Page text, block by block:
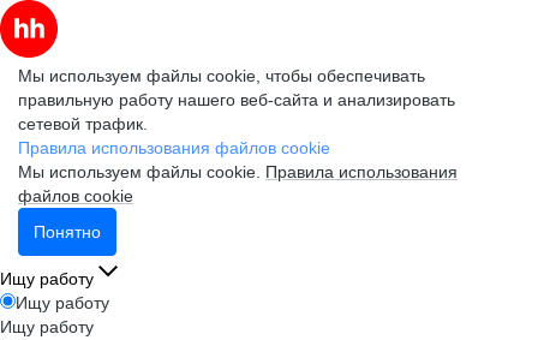
Мы используем файлы cookie, чтобы обеспечивать
правильную работу нашего веб-сайта и анализировать
сетевой трафик.
Правила использования файлов cookie
Мы используем файлы cookie. Правила использования
файлов cookie
Понятно
Ищу работу
Ищу работу
Ищу работу